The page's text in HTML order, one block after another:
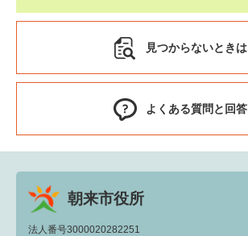
見つからないときは
よくある質問と回答
朝来市役所
法人番号3000020282251